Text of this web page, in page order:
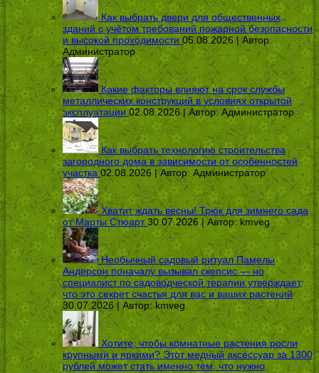
Как выбрать двери для общественных
зданий с учётом требований пожарной безопасности
и высокой проходимости 05.08.2026 | Автор:
Администратор
Какие факторы влияют на срок службы
металлических конструкций в условиях открытой
эксплуатации 02.08.2026 | Автор:Администратор
Как выбрать технологию строительства
загородного дома в зависимости от особенностей
участка 02.08.2026 | Автор: Администратор
Хватит ждать весны! Трюк для зимнего сада
от Марты Стюарт 30.07.2026 | Автор:kmveg
Необычный садовый ритуал Памелы
Андерсон поначалу вызывал скепсис — но
специалист по садоводческой терапии утверждает,
что это секрет счастья для вас и ваших растений
30.07.2026 | Автор:kmveg
Хотите, чтобы комнатные растения росли
крупными и яркими? Этот медный аксессуар за 1300
рублей может стать именно тем, что нужно